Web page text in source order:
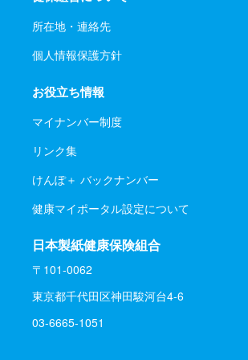
所在地・連絡先
個人情報保護方針
お役立ち情報
マイナンバー制度
リンク集
けんぽ＋ バックナンバー
健康マイポータル設定について
日本製紙健康保険組合
〒101-0062
東京都千代田区神田駿河台4-6
03-6665-1051